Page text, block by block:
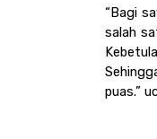
“Bagi
salah
puas.”